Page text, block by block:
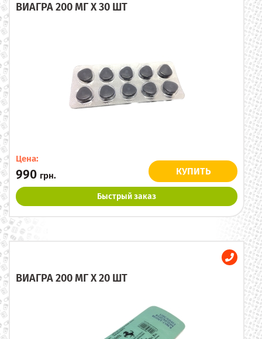
ВИАГРА 200 МГ X 30 ШТ
Цена:
990 грн. КУПИТЬ
Быстрый заказ
ВИАГРА 200 МГ X 20 ШТ